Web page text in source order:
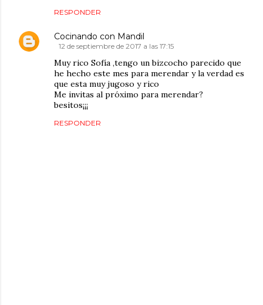
RESPONDER
Cocinando con Mandil
12 de septiembre de 2017 a las 17:15
Muy rico Sofía ,tengo un bizcocho parecido que
he hecho este mes para merendar y la verdad es
que esta muy jugoso y rico
Me invitas al próximo para merendar?
besitos¡¡¡
RESPONDER